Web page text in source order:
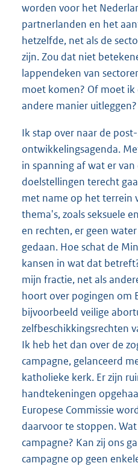
worden voor het
partnerlanden en het
hetzelfde, net als de
zijn. Zou dat niet
lappendeken van
moet komen? Of moet
andere manier uitleggen?
Ik stap over naar de
ontwikkelingsagenda.
in spanning af wat er
doelstellingen terecht
met name op het terrein
thema's, zoals seksuele
en rechten, er geen
gedaan. Hoe schat de
kansen in wat dat
mijn fractie, net als
hoort over pogingen om
bijvoorbeeld veilige
zelfbeschikkingsrechten
Ik heb het dan over de
campagne, gelanceerd
katholieke kerk. Er zijn
handtekeningen
Europese Commissie
daarvoor te stoppen.
campagne? Kan zij ons
campagne op geen